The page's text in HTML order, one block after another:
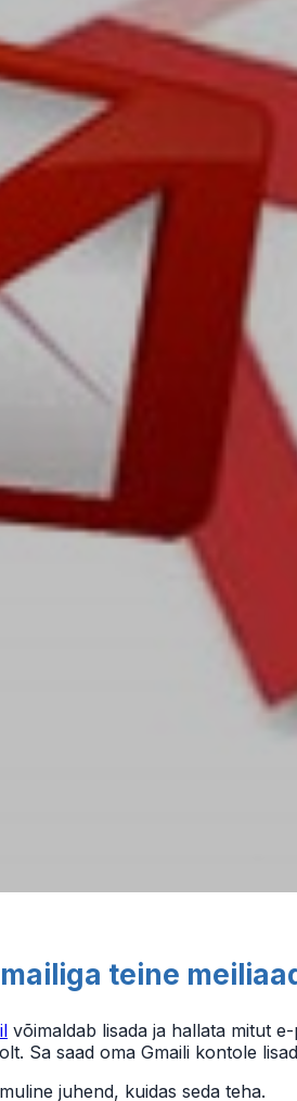
teine
võimaldab lisada ja hallata mitut
Sa saad oma Gmaili kontole
juhend, kuidas seda teha.